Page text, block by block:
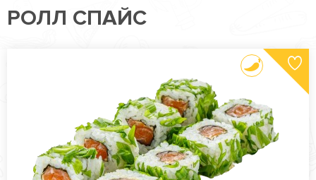
СУШИ
ГОРЯЧЕЕ
СУПЫ
НАПИТКИ
РОЛЛ СПАЙС